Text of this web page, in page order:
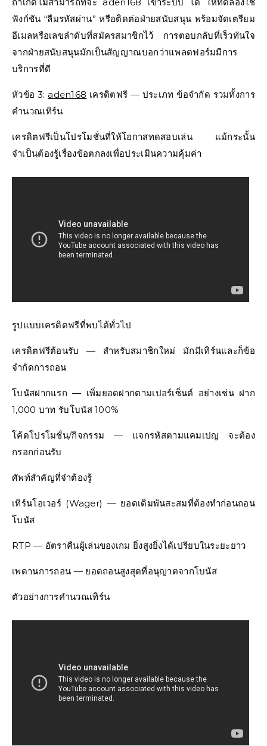
ฟังก์ชัน “ลืมรหัสผ่าน” หรือติดต่อฝ่ายสนับสนุน พร้อมจัดเตรียม
อีเมลหรือเลขลำดับที่สมัครสมาชิกไว้ การตอบกลับที่เร็วทันใจ
จากฝ่ายสนับสนุนมักเป็นสัญญาณบอกว่าแพลตฟอร์มมีการ
บริการที่ดี
หัวข้อ 3:aden168 เครดิตฟรี — ประเภท ข้อจำกัด รวมทั้งการ
คำนวณเทิร์น
เครดิตฟรีเป็นโปรโมชั่นที่ให้โอกาสทดสอบเล่น แม้กระนั้น
จำเป็นต้องรู้เรื่องข้อตกลงเพื่อประเมินความคุ้มค่า
รูปแบบเครดิตฟรีที่พบได้ทั่วไป
เครดิตฟรีต้อนรับ — สำหรับสมาชิกใหม่ มักมีเทิร์นและก็ข้อ
จำกัดการถอน
โบนัสฝากแรก — เพิ่มยอดฝากตามเปอร์เซ็นต์ อย่างเช่น ฝาก
1,000 บาท รับโบนัส 100%
โค้ดโปรโมชั่น/กิจกรรม — แจกรหัสตามแคมเปญ จะต้อง
กรอกก่อนรับ
ศัพท์สำคัญที่จำต้องรู้
เทิร์นโอเวอร์ (Wager) — ยอดเดิมพันสะสมที่ต้องทำก่อนถอน
โบนัส
RTP — อัตราคืนผู้เล่นของเกม ยิ่งสูงยิ่งได้เปรียบในระยะยาว
เพดานการถอน — ยอดถอนสูงสุดที่อนุญาตจากโบนัส
ตัวอย่างการคำนวณเทิร์น